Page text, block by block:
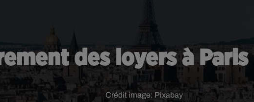
des loyers à
Crédit image: Pixabay